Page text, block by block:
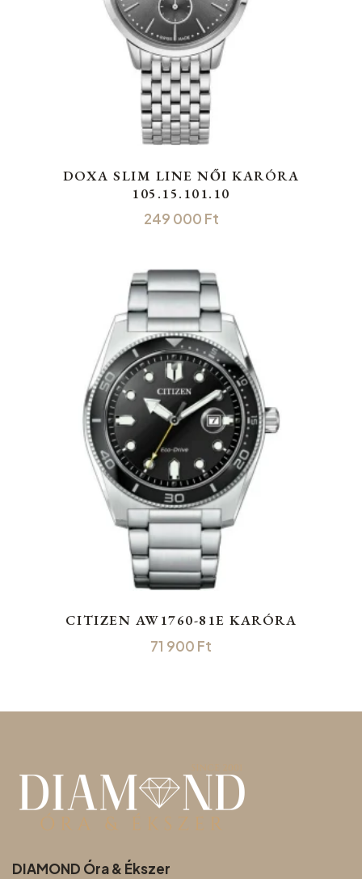
DOXA SLIM LINE NŐI KARÓRA
105.15.101.10
249 000 Ft
CITIZEN AW1760-81E KARÓRA
71 900 Ft
DIAMOND Óra & Ékszer